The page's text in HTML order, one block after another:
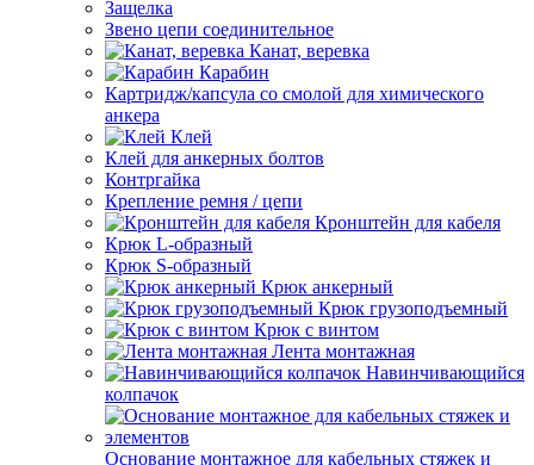
Защелка
Звено цепи соединительное
Канат, веревка
Карабин
Картридж/капсула со смолой для химического
анкера
Клей
Клей для анкерных болтов
Контргайка
Крепление ремня / цепи
Кронштейн для кабеля
Крюк L-образный
Крюк S-образный
Крюк анкерный
Крюк грузоподъемный
Крюк с винтом
Лента монтажная
Навинчивающийся
колпачок
Основание монтажное для кабельных стяжек и